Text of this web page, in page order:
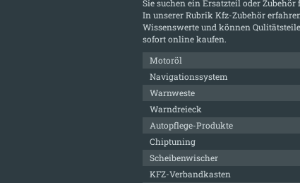
Sie suchen ein Ersatzteil oder Zubehör
In unserer Rubrik Kfz-Zubehör
Wissenswerte und können
sofort online kaufen.
Motoröl
Navigationssystem
Warnweste
Warndreieck
Autopflege-Produkte
Chiptuning
Scheibenwischer
KFZ-Verbandkasten